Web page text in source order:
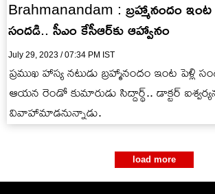
Brahmanandam : బ్ర‌హ్మానందం
సంద‌డి.. సీఎం కేసీఆర్‌కు ఆహ్వానం
July 29, 2023 / 07:34 PM IST
ప్ర‌ముఖ హాస్య న‌టుడు బ్ర‌హ్మానందం ఇంట పెళ్లి
ఆయ‌న రెండో కుమారుడు సిద్దార్థ్.. డాక్ట‌ర్
వివాహామాడ‌నున్నాడు.
load more